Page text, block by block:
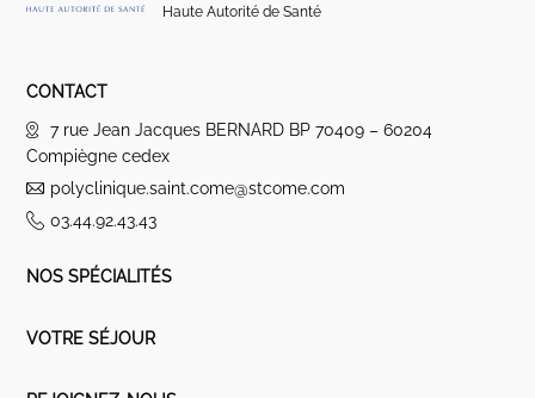
Haute Autorité de Santé
CONTACT
7 rue Jean Jacques BERNARD BP 70409 – 60204
Compiègne cedex
polyclinique.saint.come@stcome.com
03.44.92.43.43
NOS SPÉCIALITÉS
VOTRE SÉJOUR